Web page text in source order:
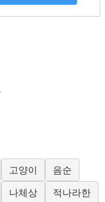
고양이
음순
나체상
적나라한